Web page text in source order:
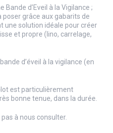
Bande d’Eveil à la Vigilance ;
grâce aux gabarits de
une solution idéale pour créer
et propre (lino, carrelage,
d’éveil à la vigilance (en
est particulièrement
bonne tenue, dans la durée.
à nous consulter.